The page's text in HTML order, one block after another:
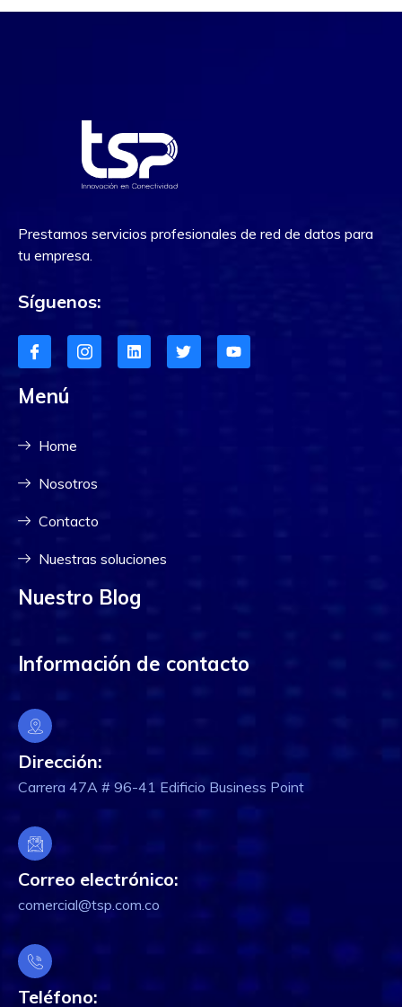
Prestamos servicios profesionales de red de datos para
tu empresa.
Síguenos:
Menú
Home
Nosotros
Contacto
Nuestras soluciones
Nuestro Blog
Información de contacto
Dirección:
Carrera 47A # 96-41 Edificio Business Point
Correo electrónico:
comercial@tsp.com.co
Teléfono: